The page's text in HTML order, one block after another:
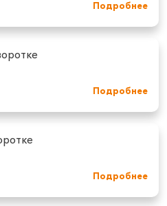
Подробнее
Подробнее
Подробнее